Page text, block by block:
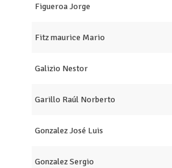
Figueroa Jorge
Fitz maurice Mario
Galizio Nestor
Garillo Raúl Norberto
Gonzalez José Luis
Gonzalez Sergio